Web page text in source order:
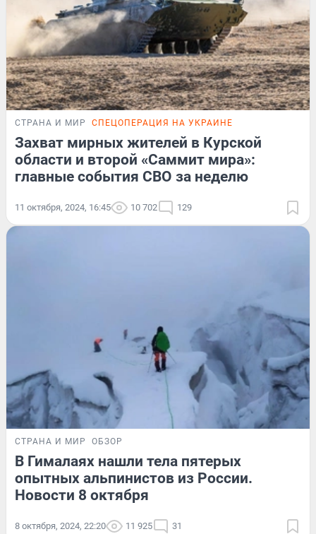
СТРАНА И МИР СПЕЦОПЕРАЦИЯ НА УКРАИНЕ
Захват мирных жителей в Курской
области и второй «Саммит мира»:
главные события СВО за неделю
11 октября, 2024, 16:45 10 702 129
СТРАНА И МИР ОБЗОР
В Гималаях нашли тела пятерых
опытных альпинистов из России.
Новости 8 октября
8 октября, 2024, 22:20 11 925 31